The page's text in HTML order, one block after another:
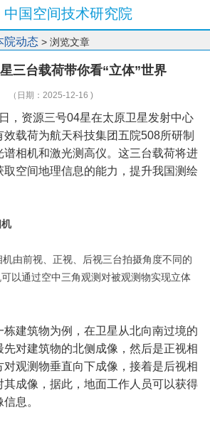
中国空间技术研究院
院动态 > 浏览文章
三台载荷带你看“立体”世界
（日期：2025-12-16 )
，资源三号04星在太原卫星发射中心
效载荷为航天科技集团五院508所研制
谱相机和激光测高仪。这三台载荷将进
空间地理信息的能力，提升我国测绘
由前视、正视、后视三台拍摄角度不同的
以通过空中三角观测对被观测物实现立体
栋建筑物为例，在卫星从北向南过境的
对建筑物的北侧成像，然后是正视相
观测物垂直向下成像，接着是后视相
其成像，据此，地面工作人员可以获得
息。